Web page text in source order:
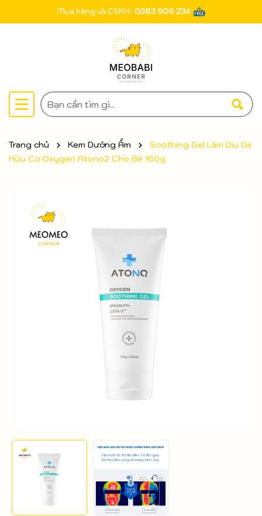
Mua hàng và CSKH: 0383 909 234
Trang chủ Kem Dưỡng Ẩm
Soothing Gel Làm Dịu Da
Hữu Cơ Oxygen Atono2 Cho Bé 160g